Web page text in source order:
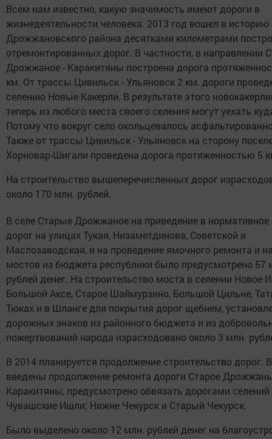
Всем нам известно, какую значимость имеют дороги в
жизнедеятельности человека. 2013 год вошел в историю
Дрожжановского района десятками километрами
отремонтированных дорог. В частности, в направлении
Дрожжаное - Каракитяны построена дорога
км. От трассы Цивильск - Ульяновск 2 км. дороги
селению Новые Какерли. В результате этого
теперь из любого места своего селения могут уехать
Потому что вокруг село окольцевалось
Также от трассы Цивильск - Ульяновск на сторону
Хорновар-Шигали проведена дорога протяженностью 5
На строительство вышеперечисленных дорог
около 170 млн. рублей.
В селе Старые Дрожжаное на приведение в нормативное
дорог на улицах Тукая, Низаметдинова, Советской и
Маслозаводская, и на проведение ямочного ремонта и
мостов из бюджета республики было предусмотрено 57
рублей денег. На строительство моста в селении Новое
Большой Аксе, Старое Шаймурзино, Большой Цильне,
Тюках и в Шланге для покрытия дорог щебнем,
дорожных знаков из районного бюджета и из
пожертвований народа израсходовано около 3 млн.
В 2014 планируется продолжение строительство дорог.
введены продолжение ремонта дороги Старое
Каракитяны, предусмотрено обвязать дорогами
Чувашские Ишли; Нижне Чекурск и Старый Чекурск.
Было выделено около 12 млн. рублей денег на